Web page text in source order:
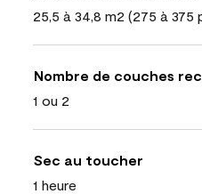
25,5 à 34,8 m2 (275 à 375
Nombre de couches
1 ou 2
Sec au toucher
1 heure